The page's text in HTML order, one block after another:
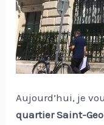
Aujourd’hui, je
quartier Saint-